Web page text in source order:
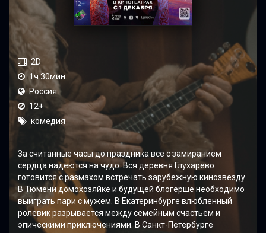
2D
1ч.30мин.
Россия
12+
комедия
За считанные часы до праздника все с замиранием
сердца надеются на чудо. Вся деревня Глухарево
готовится с размахом встречать зарубежную кинозвезду.
В Тюмени домохозяйке и будущей блогерше необходимо
выиграть пари с мужем. В Екатеринбурге влюбленный
ролевик разрывается между семейным счастьем и
эпическими приключениями. В Санкт-Петербурге